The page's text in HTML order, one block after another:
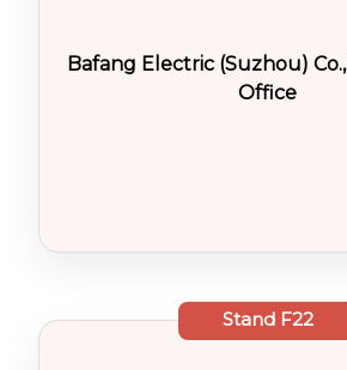
Bafang Electric (Suzhou)
Office
StandF22